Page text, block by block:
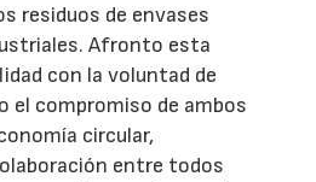
residuos de envases
Afronto esta
con la voluntad de
el compromiso de ambos
circular,
entre todos